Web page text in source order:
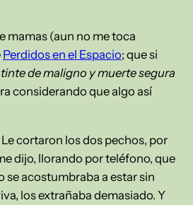
mamas (aun no me toca
Perdidos en el Espacio; que si
de maligno y muerte segura
considerando que algo así
cortaron los dos pechos, por
dijo, llorando por teléfono, que
acostumbraba a estar sin
los extrañaba demasiado. Y